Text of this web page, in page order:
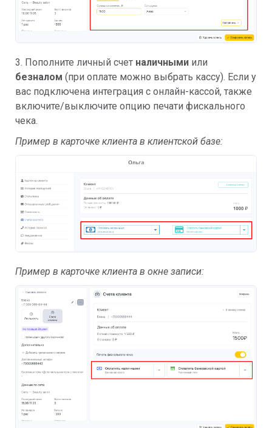
3. Пополните личный счет наличными или
безналом (при оплате можно выбрать кассу). Если у
вас подключена интеграция с онлайн-кассой, также
включите/выключите опцию печати фискального
чека.
Пример в карточке клиента в клиентской базе:
Пример в карточке клиента в окне записи: